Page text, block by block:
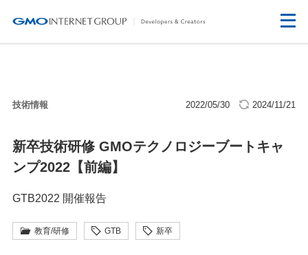
技術情報 2022/05/30 2024/11/21
新卒技術研修 GMOテクノロジーブートキャ
ンプ2022【前編】
GTB2022 開催報告
教育/研修 GTB 新卒